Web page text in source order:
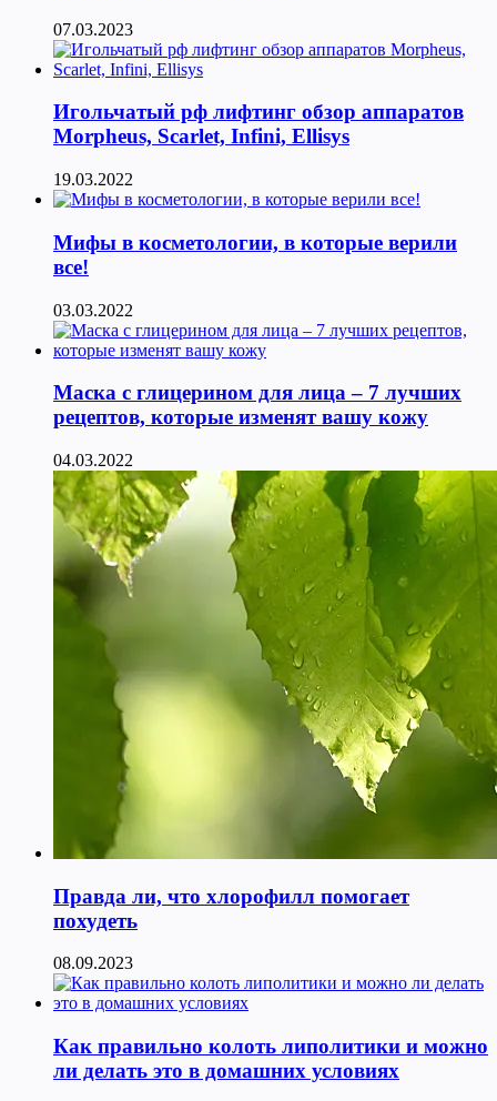
07.03.2023
Игольчатый рф лифтинг обзор аппаратов
Morpheus, Scarlet, Infini, Ellisys
19.03.2022
Мифы в косметологии, в которые верили
все!
03.03.2022
Маска с глицерином для лица – 7 лучших
рецептов, которые изменят вашу кожу
04.03.2022
Правда ли, что хлорофилл помогает
похудеть
08.09.2023
Как правильно колоть липолитики и можно
ли делать это в домашних условиях